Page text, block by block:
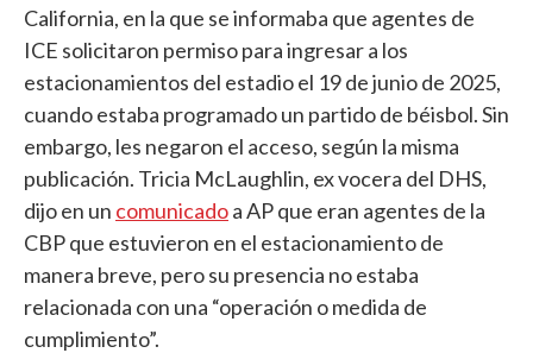
California, en la que se informaba que agentes de
ICE solicitaron permiso para ingresar a los
estacionamientos del estadio el 19 de junio de 2025,
cuando estaba programado un partido de béisbol. Sin
embargo, les negaron el acceso, según la misma
publicación. Tricia McLaughlin, ex vocera del DHS,
dijo en un comunicadoa AP que eran agentes de la
CBP que estuvieron en el estacionamiento de
manera breve, pero su presencia no estaba
relacionada con una “operación o medida de
cumplimiento”.